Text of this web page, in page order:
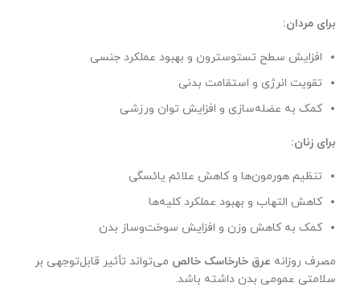
برای مردان:
افزایش سطح تستوسترون و بهبود عملکرد جنسی
تقویت انرژی و استقامت بدنی
کمک به عضله‌سازی و افزایش توان ورزشی
برای زنان:
تنظیم هورمون‌ها و کاهش علائم یائسگی
کاهش التهاب و بهبود عملکرد کلیه‌ها
کمک به کاهش وزن و افزایش سوخت‌وساز بدن
مصرف روزانه عرق خارخاسک خالص می‌تواند تأثیر قابل‌توجهی بر
سلامتی عمومی بدن داشته باشد.